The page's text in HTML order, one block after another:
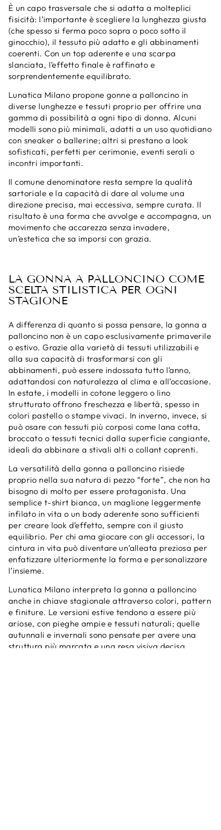
È un capo trasversale che si adatta a molteplici
fisicità: l’importante è scegliere la lunghezza giusta
(che spesso si ferma poco sopra o poco sotto il
ginocchio), il tessuto più adatto e gli abbinamenti
coerenti. Con un top aderente e una scarpa
slanciata, l’effetto finale è raffinato e
sorprendentemente equilibrato.
Lunatica Milano propone gonne a palloncino in
diverse lunghezze e tessuti proprio per offrire una
gamma di possibilità a ogni tipo di donna. Alcuni
modelli sono più minimali, adatti a un uso quotidiano
con sneaker o ballerine; altri si prestano a look
sofisticati, perfetti per cerimonie, eventi serali o
incontri importanti.
Il comune denominatore resta sempre la qualità
sartoriale e la capacità di dare al volume una
direzione precisa, mai eccessiva, sempre curata. Il
risultato è una forma che avvolge e accompagna, un
movimento che accarezza senza invadere,
un’estetica che sa imporsi con grazia.
LA GONNA A PALLONCINO COME
SCELTA STILISTICA PER OGNI
STAGIONE
A differenza di quanto si possa pensare, la gonna a
palloncino non è un capo esclusivamente primaverile
o estivo. Grazie alla varietà di tessuti utilizzabili e
alla sua capacità di trasformarsi con gli
abbinamenti, può essere indossata tutto l’anno,
adattandosi con naturalezza al clima e all’occasione.
In estate, i modelli in cotone leggero o lino
strutturato offrono freschezza e libertà, spesso in
colori pastello o stampe vivaci. In inverno, invece, si
può osare con tessuti più corposi come lana cotta,
broccato o tessuti tecnici dalla superficie cangiante,
ideali da abbinare a stivali alti o collant coprenti.
La versatilità della gonna a palloncino risiede
proprio nella sua natura di pezzo “forte”, che non ha
bisogno di molto per essere protagonista. Una
semplice t-shirt bianca, un maglione leggermente
infilato in vita o un body aderente sono sufficienti
per creare look d’effetto, sempre con il giusto
equilibrio. Per chi ama giocare con gli accessori, la
cintura in vita può diventare un’alleata preziosa per
enfatizzare ulteriormente la forma e personalizzare
l’insieme.
Lunatica Milano interpreta la gonna a palloncino
anche in chiave stagionale attraverso colori, pattern
e finiture. Le versioni estive tendono a essere più
ariose, con pieghe ampie e tessuti naturali; quelle
autunnali e invernali sono pensate per avere una
struttura più marcata e una resa visiva decisa,